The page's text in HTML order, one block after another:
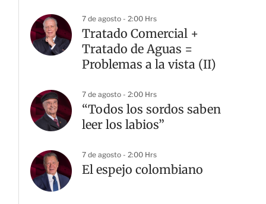
7 de agosto - 2:00 Hrs
Tratado Comercial +
Tratado de Aguas =
Problemas a la vista (II)
7 de agosto - 2:00 Hrs
“Todos los sordos saben
leer los labios”
7 de agosto - 2:00 Hrs
El espejo colombiano